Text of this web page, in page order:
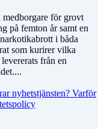
medborgare för grovt
på femton år samt en
i båda
som kurirer vilka
från en
nyhetstjänsten? Varför